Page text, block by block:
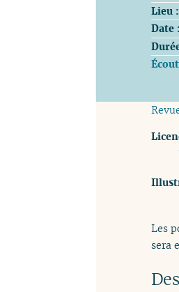
Lieu :
Date :
Les
sera